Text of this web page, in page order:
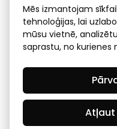
Privātuma politika
© 2026 Latvijas
Mēs izmantojam
tehnoloģijas, lai
mūsu vietnē,
saprastu, no kurienes
Atļaut